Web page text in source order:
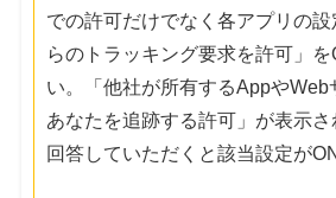
での許可だけでなく各アプリの
らのトラッキング要求を許可」
い。「他社が所有するAppやWeb
あなたを追跡する許可」が表示さ
回答していただくと該当設定が